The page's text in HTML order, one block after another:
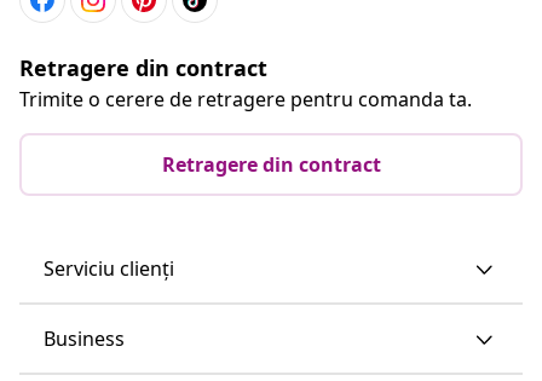
Retragere din contract
Trimite o cerere de retragere pentru comanda ta.
Retragere din contract
Serviciu clienți
Business